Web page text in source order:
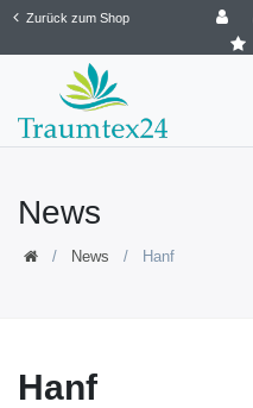
Zurück zum Shop
News
News Hanf
Hanf